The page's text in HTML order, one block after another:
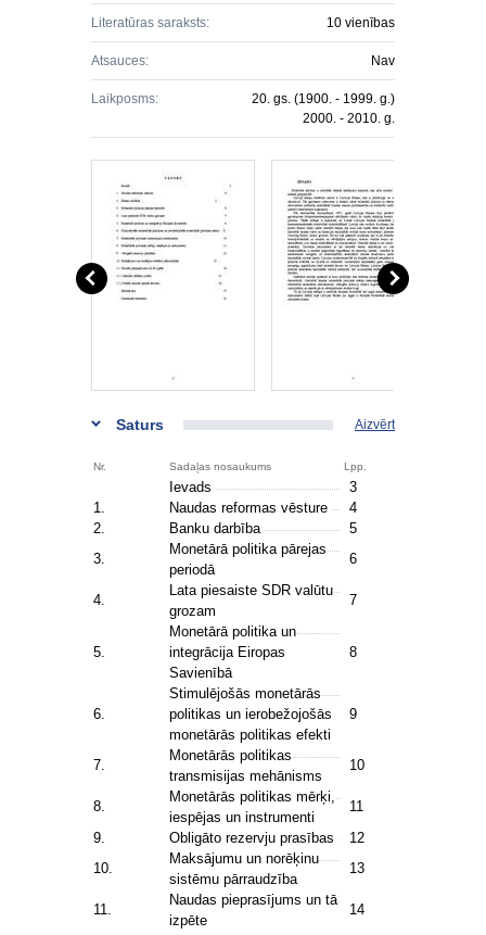
Literatūras saraksts: 10 vienības
Atsauces: Nav
Laikposms:
20. gs. (1900. - 1999. g.)
2000. - 2010. g.
Saturs Aizvērt
Nr. Sadaļas nosaukums Lpp.
Ievads
3
1.
Naudas reformas vēsture
4
2.
Banku darbība
5
3.
Monetārā politika pārejas
periodā
6
4.
Lata piesaiste SDR valūtu
grozam
7
5.
Monetārā politika un
integrācija Eiropas
Savienībā
8
6.
Stimulējošās monetārās
politikas un ierobežojošās
monetārās politikas efekti
9
7.
Monetārās politikas
transmisijas mehānisms
10
8.
Monetārās politikas mērķi,
iespējas un instrumenti
11
9.
Obligāto rezervju prasības
12
10.
Maksājumu un norēķinu
sistēmu pārraudzība
13
11.
Naudas pieprasījums un tā
izpēte
14